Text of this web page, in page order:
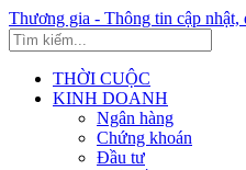
Thương gia - Thông tin cập nhật,
THỜI CUỘC
KINH DOANH
Ngân hàng
Chứng khoán
Đầu tư